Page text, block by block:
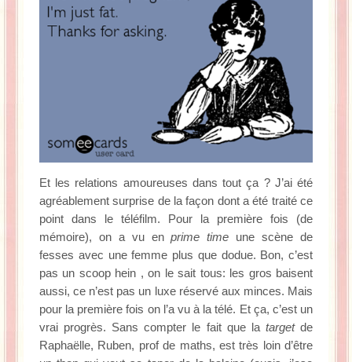
Et les relations amoureuses dans tout ça ? J’ai été
agréablement surprise de la façon dont a été traité ce
point dans le téléfilm. Pour la première fois (de
mémoire), on a vu enprime time une scène de
fesses avec une femme plus que dodue. Bon, c’est
pas un scoop hein , on le sait tous: les gros baisent
aussi, ce n’est pas un luxe réservé aux minces. Mais
pour la première fois on l’a vu à la télé. Et ça, c’est un
vrai progrès. Sans compter le fait que la targetde
Raphaëlle, Ruben, prof de maths, est très loin d’être